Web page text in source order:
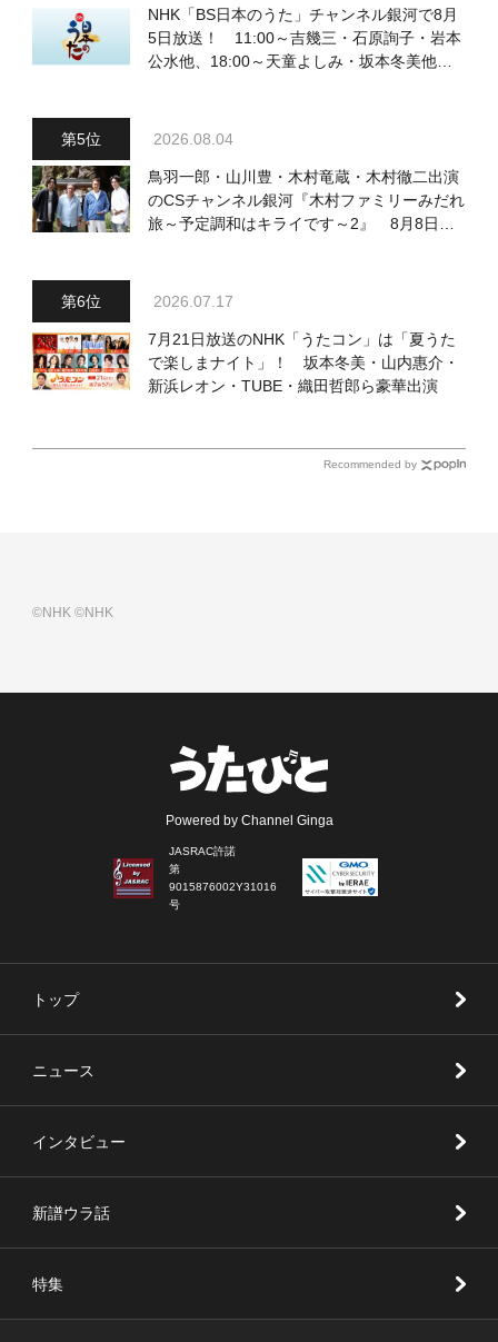
NHK「BS日本のうた」チャンネル銀河で8月
5日放送！ 11:00～吉幾三・石原詢子・岩本
公水他、18:00～天童よしみ・坂本冬美他登
2026.08.04
鳥羽一郎・山川豊・木村竜蔵・木村徹二出演
のCSチャンネル銀河『木村ファミリーみだれ
旅～予定調和はキライです～2』 8月8日
2026.07.17
7月21日放送のNHK「うたコン」は「夏うた
で楽しまナイト」！ 坂本冬美・山内惠介・
新浜レオン・TUBE・織田哲郎ら豪華出演
Recommended by
©NHK©NHK
Powered by Channel Ginga
JASRAC許諾
第
9015876002Y31016
号
トップ
ニュース
インタビュー
新譜ウラ話
特集